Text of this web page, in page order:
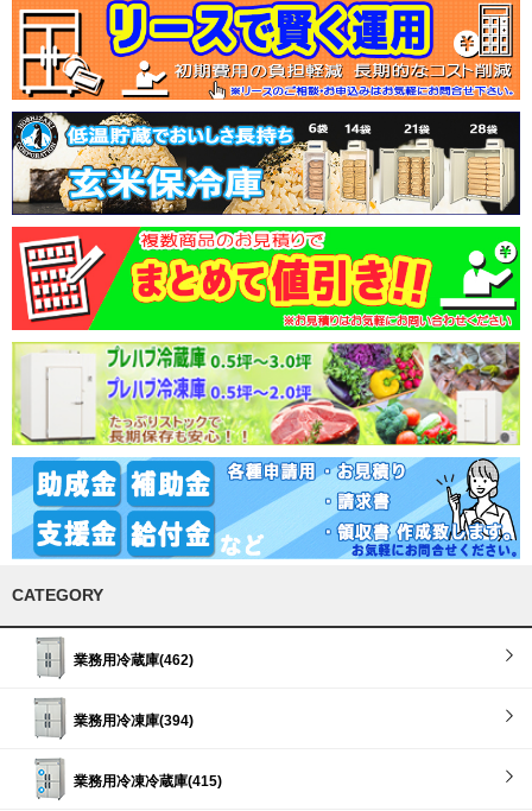
CATEGORY
業務用冷蔵庫(462)
業務用冷凍庫(394)
業務用冷凍冷蔵庫(415)